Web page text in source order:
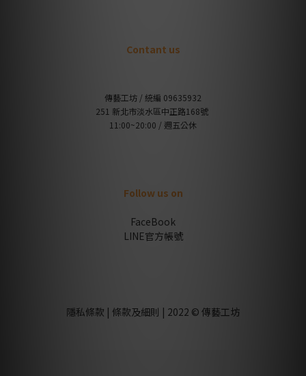
Contant us
傳藝工坊 / 統編 09635932
251 新北市淡水區中正路168號
11:00~20:00 / 週五公休
Follow us on
FaceBook
LINE官方帳號
隱私條款 | 條款及細則 | 2022 © 傳藝工坊